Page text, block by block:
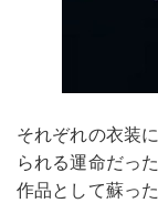
それぞれの衣装
られる運命だっ
作品として蘇った